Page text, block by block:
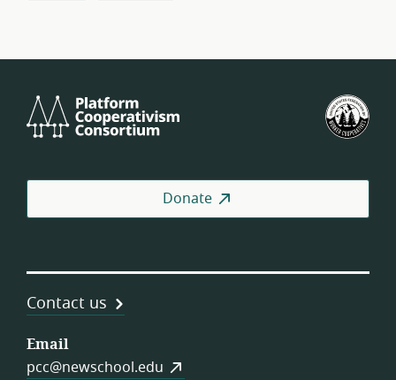
Cooperativism
Donate
Contact us
Email
pcc@newschool.edu